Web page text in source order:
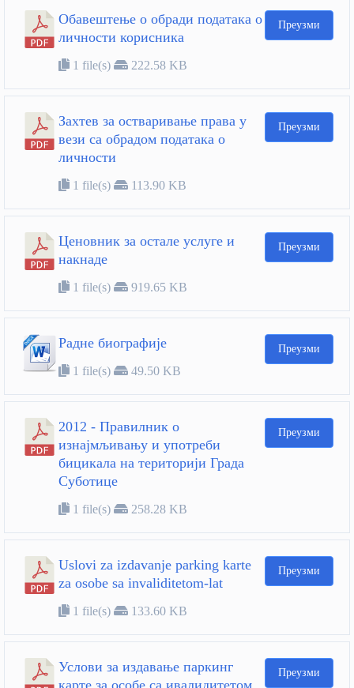
Обавештење о обради података о
личности корисника
1 file(s) 222.58 KB
Преузми
Захтев за остваривање права у
вези са обрадом података о
личности
1 file(s) 113.90 KB
Преузми
Ценовник за остале услуге и
накнаде
1 file(s) 919.65 KB
Преузми
Радне биографије
1 file(s) 49.50 KB
Преузми
2012 - Правилник о
изнајмљивању и употреби
бицикала на територији Града
Суботице
1 file(s) 258.28 KB
Преузми
Uslovi za izdavanje parking karte
za osobe sa invaliditetom-lat
1 file(s) 133.60 KB
Преузми
Услови за издавање паркинг
Преузми